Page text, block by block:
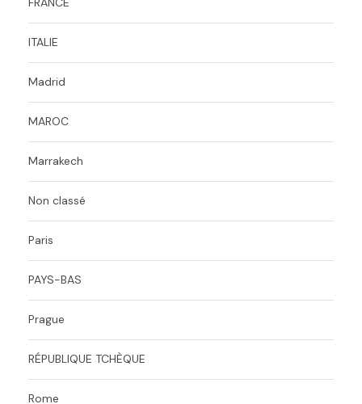
ITALIE
Madrid
MAROC
Marrakech
Non classé
Paris
PAYS-BAS
Prague
RÉPUBLIQUE TCHÈQUE
Rome